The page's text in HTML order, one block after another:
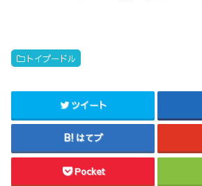
トイプードル
ツイート
はてブ
Pocket